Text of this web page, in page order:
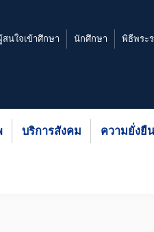
สนใจเข้าศึกษา นักศึกษา พิธีพระ
บริการสังคม ความยั่งยืน